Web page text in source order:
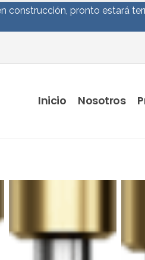
construcción, pronto estará
Inicio Nosotros